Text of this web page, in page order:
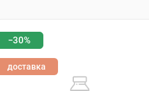
−30%
доставка